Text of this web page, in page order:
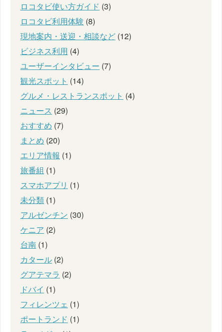
ロコタビ使い方ガイド (3)
ロコタビ利用体験 (8)
現地案内・送迎・相談など (12)
ビジネス利用 (4)
ユーザーインタビュー (7)
観光スポット (14)
グルメ・レストランスポット (4)
ニュース (29)
おすすめ (7)
まとめ (20)
エリア情報 (1)
旅番組 (1)
スマホアプリ (1)
未分類 (1)
アルゼンチン (30)
ケニア (2)
台南 (1)
カタール (2)
グアテマラ (2)
ドバイ (1)
フィレンツェ (1)
ポートランド (1)